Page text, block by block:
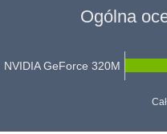
Ogólna
NVIDIA GeForce 320M